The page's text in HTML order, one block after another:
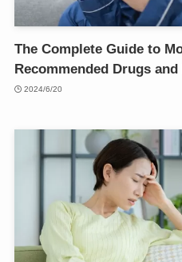
The Complete Guide to
Recommended Drugs
2024/6/20